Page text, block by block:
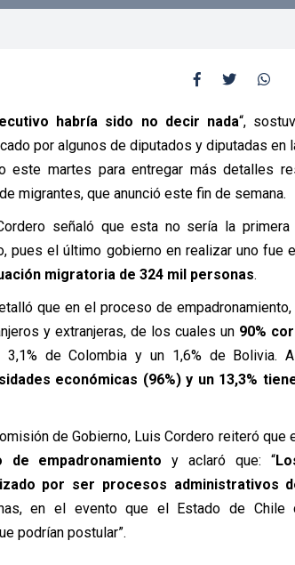
habría sido no decir nada“,
por algunos de diputados y diputadas en
este martes para entregar más detalles
migrantes, que anunció este fin de semana.
señaló que esta no sería la
pues el último gobierno en realizar uno fue
migratoria de 324 mil personas.
que en el proceso de
y extranjeras, de los cuales un 90%
3,1% de Colombia y un 1,6% de Bolivia.
económicas (96%) y un 13,3%
de Gobierno, Luis Cordero reiteró que
empadronamiento y aclaró que: “
por ser procesos administrativos
en el evento que el Estado de Chile
podrían postular”.